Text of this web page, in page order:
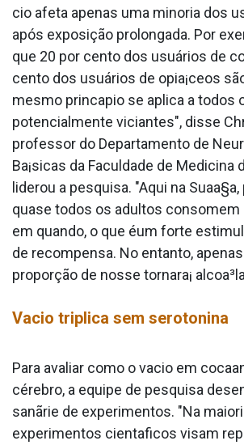
cio afeta apenas uma minoria dos
após exposição prolongada. Por
que 20 por cento dos usuários de
cento dos usuários de opia¡ceos
mesmo princa­pio se aplica a todos
potencialmente viciantes", disse
professor do Departamento de
Ba¡sicas da Faculdade de Medicina
liderou a pesquisa. "Aqui na
quase todos os adultos consomem
em quando, o que éum forte
de recompensa. No entanto,
proporção de nosse tornara¡
Va­cio triplica sem serotonina
Para avaliar como o va­cio em
cérebro, a equipe de pesquisa
sanãrie de experimentos. "Na
experimentos cienta­ficos visam